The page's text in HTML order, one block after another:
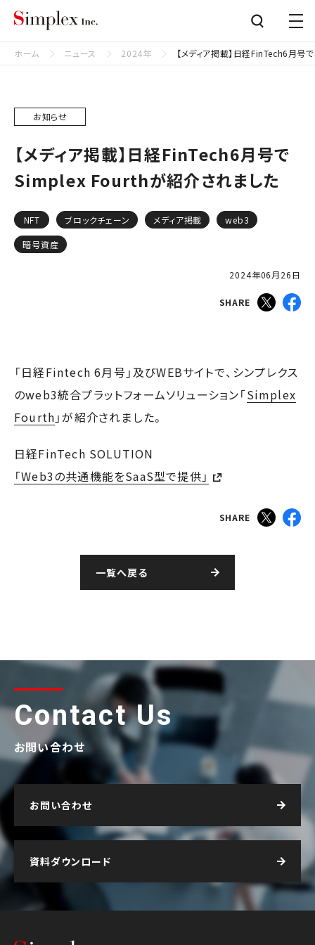
ホーム ニュース 2024年 【メディア掲載】日経FinTech6月
お知らせ
【メディア掲載】日経FinTech6月号で
Simplex Fourthが紹介されました
NFT ブロックチェーン メディア掲載 web3
暗号資産
2024年06月26日
SHARE
「日経Fintech 6月号」及びWEBサイトで、シンプレクス
のweb3統合プラットフォームソリューション「Simplex
Fourth 」が紹介されました。
日経FinTech SOLUTION
「Web3の共通機能をSaaS型で提供」
SHARE
一覧へ戻る
Contact Us
お問い合わせ
お問い合わせ
資料ダウンロード